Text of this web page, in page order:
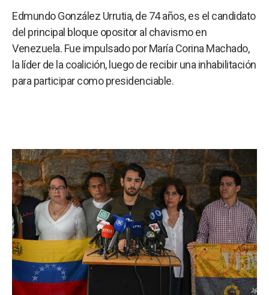
e
Edmundo González Urrutia, de 74 años, es el candidato
del principal bloque opositor al chavismo en
Venezuela. Fue impulsado por María Corina Machado,
la líder de la coalición, luego de recibir una inhabilitación
para participar como presidenciable.